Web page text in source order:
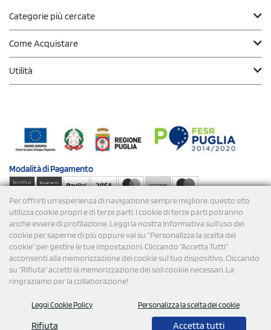
Per offrirti un'esperienza di navigazione sempre migliore, questo sito
utilizza cookie propri e di terze parti. I cookie di terze parti potranno
anche essere di profilazione. Leggi la nostra Informativa sull’uso dei
cookie per saperne di più oppure vai su “Personalizza la scelta dei
cookie” per gestire le tue impostazioni. Cliccando "Accetta Tutti"
acconsenti alla memorizzazione dei cookie sul tuo dispositivo. Cliccando
su "Rifiuta" accetti la memorizzazione dei soli cookie necessari. La
ringraziamo per la collaborazione!
Leggi Cookie Policy Personalizza la scelta dei cookie
Rifiuta Accetta tutti
Categorie più cercate
Come Acquistare
Utilità
Modalità diPagamento
Spedizioni
P.Iva/C.F. 09734470967 - N° Rea MI-2110632